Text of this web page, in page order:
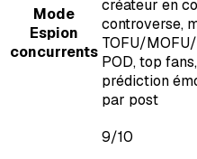
Mode
Espion
concurrents
créateur en
controverse,
TOFU/
POD, top fans,
prédiction
par post
9/10